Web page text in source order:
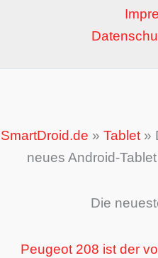
SmartDroid.de » Tablet»
neues Android-
Die
Peugeot 208 ist der